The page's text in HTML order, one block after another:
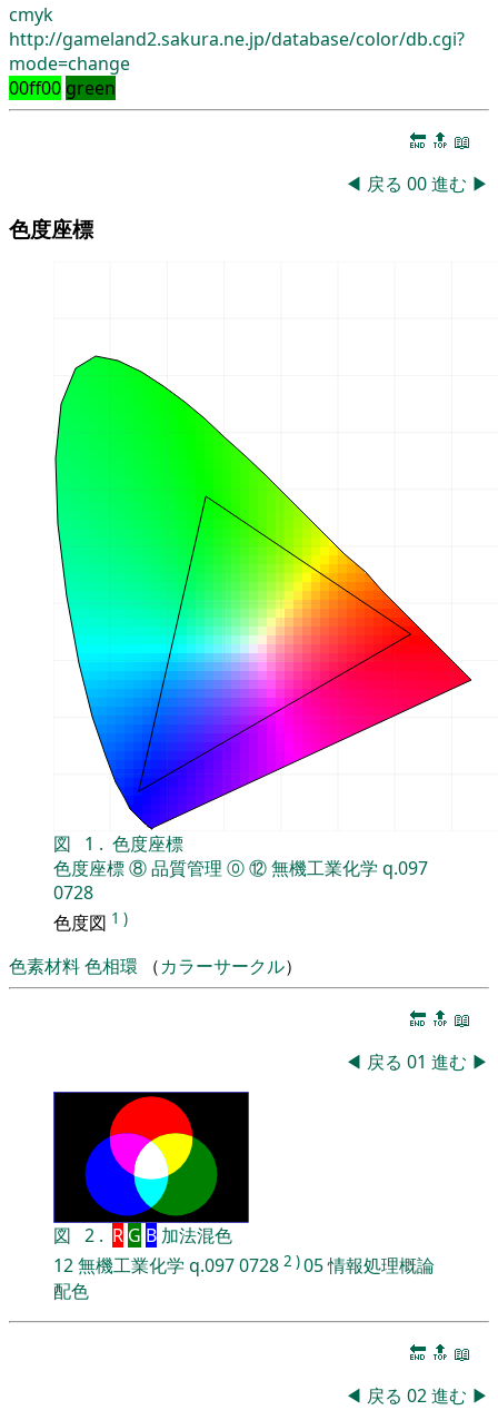
cmyk
http://gameland2.sakura.ne.jp/database/color/db.cgi?
mode=change
00ff00 green
🔚 🔝 📖
◀ 戻る 00進む ▶
色度座標
図 1 . 色度座標
色度座標⑧品質管理 ⓪⑫無機工業化学 q.097
0728
色度図 1 )
色素材料色相環 （カラーサークル）
🔚 🔝 📖
◀ 戻る 01 進む ▶
図 2 . R G B加法混色
12無機工業化学 q.0970728 2 )05情報処理概論
配色
🔚 🔝 📖
◀ 戻る 02進む ▶